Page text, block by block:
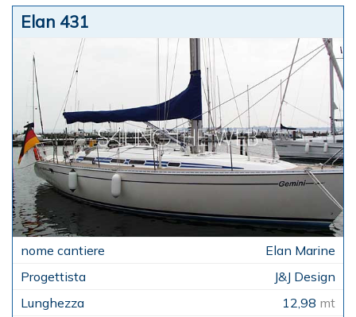
Elan 431
Elan Marine
J&J Design
12,98 mt